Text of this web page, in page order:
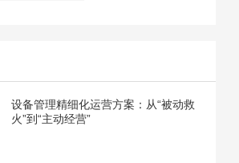
设备管理精细化运营方案：从“被动救
火”到“主动经营”